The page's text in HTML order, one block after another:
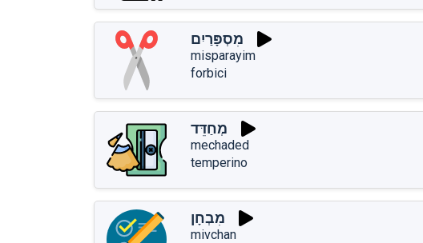
מִסְפָּרַיִם
misparayim
forbici
מְחַדֵּד
mechaded
temperino
מִבְחָן
mivchan